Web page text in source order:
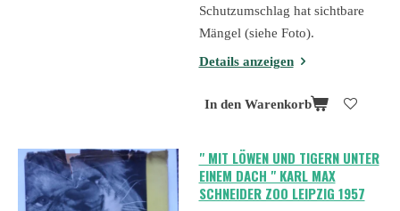
Schutzumschlag hat sichtbare
Mängel (siehe Foto).
Details anzeigen
In den Warenkorb
" MIT LÖWEN UND TIGERN UNTER
EINEM DACH " KARL MAX
SCHNEIDER ZOO LEIPZIG 1957